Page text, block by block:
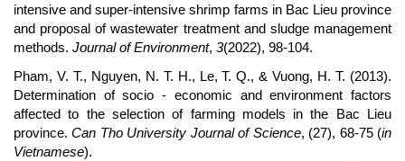
intensive and super-intensive shrimp farms in Bac Lieu province
and proposal of wastewater treatment and sludge management
methods. Journal of Environment, 3(2022), 98-104.
Pham, V. T., Nguyen, N. T. H., Le, T. Q., & Vuong, H. T. (2013).
Determination of socio - economic and environment factors
affected to the selection of farming models in the Bac Lieu
province.Can Tho University Journal of Science, (27), 68-75 (in
Vietnamese).